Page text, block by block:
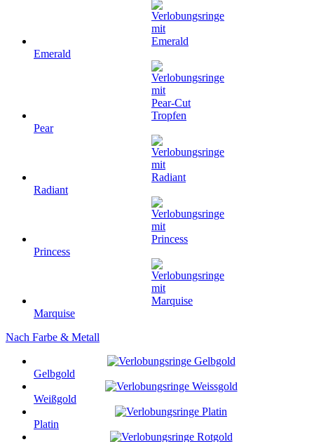
Emerald
Pear
Radiant
Princess
Marquise
Nach Farbe & Metall
Gelbgold
Weißgold
Platin